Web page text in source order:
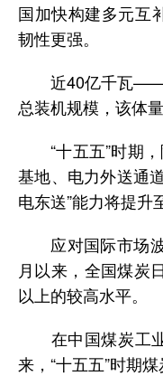
国加快构建多元互
韧性更强。
近40亿千瓦——
总装机规模，该体
“十五五”时期，
基地、电力外送通
电东送”能力将提升
应对国际市场波
月以来，全国煤炭
以上的较高水平。
在中国煤炭工业
来，“十五五”时期